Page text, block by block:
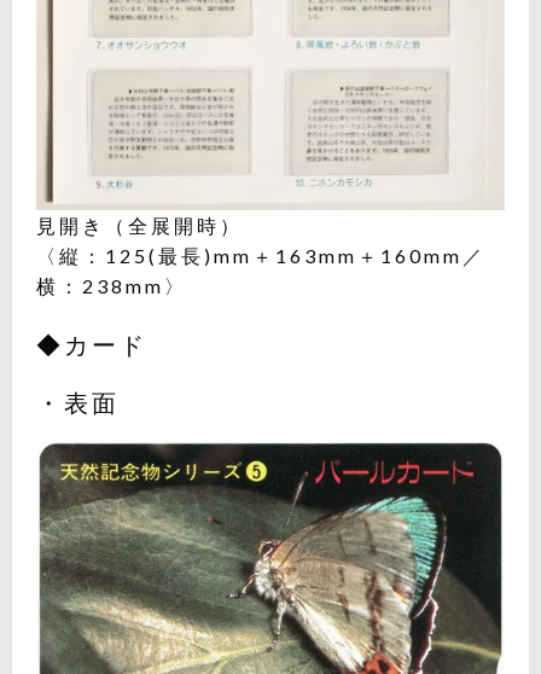
見開き（全展開時）
〈縦：125(最長)mm＋163mm＋160mm／
横：238mm〉
◆カード
・表面